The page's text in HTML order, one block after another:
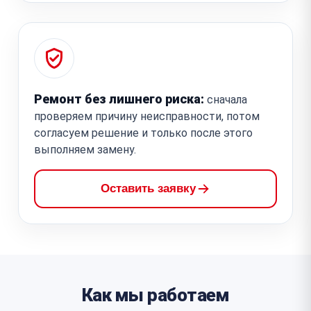
Ремонт без лишнего риска: сначала
проверяем причину неисправности, потом
согласуем решение и только после этого
выполняем замену.
Оставить заявку
Как мы работаем